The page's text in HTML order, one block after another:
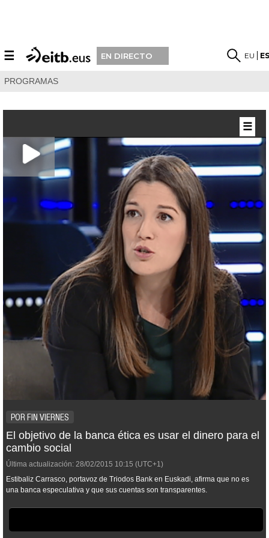
☰ EN DIRECTO EU
PROGRAMAS
POR FIN VIERNES
El objetivo de la banca ética es usar el dinero para el
cambio social
Última actualización: 28/02/2015 10:15 (UTC+1)
Estibaliz Carrasco, portavoz de Triodos Bank en Euskadi, afirma que no es
una banca especulativa y que sus cuentas son transparentes.
☰